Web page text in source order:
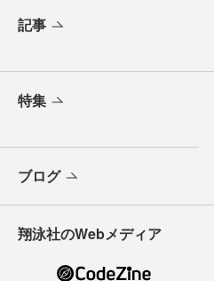
記事
特集
ブログ
翔泳社のWebメディア